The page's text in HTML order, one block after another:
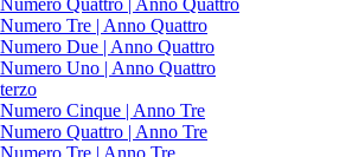
Numero Quattro | Anno Quattro
Numero Tre | Anno Quattro
Numero Due | Anno Quattro
Numero Uno | Anno Quattro
Numero Cinque | Anno Tre
Numero Quattro | Anno Tre
Numero Tre | Anno Tre